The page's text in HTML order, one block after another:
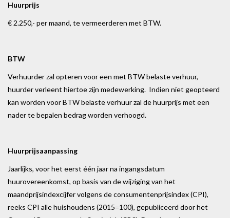
Huurprijs
€ 2.250,- per maand, te vermeerderen met BTW.
BTW
Verhuurder zal opteren voor een met BTW belaste verhuur,
huurder verleent hiertoe zijn medewerking. Indien niet geopteerd
kan worden voor BTW belaste verhuur zal de huurprijs met een
nader te bepalen bedrag worden verhoogd.
Huurprijsaanpassing
Jaarlijks, voor het eerst één jaar na ingangsdatum
huurovereenkomst, op basis van de wijziging van het
maandprijsindexcijfer volgens de consumentenprijsindex (CPI),
reeks CPI alle huishoudens (2015=100), gepubliceerd door het